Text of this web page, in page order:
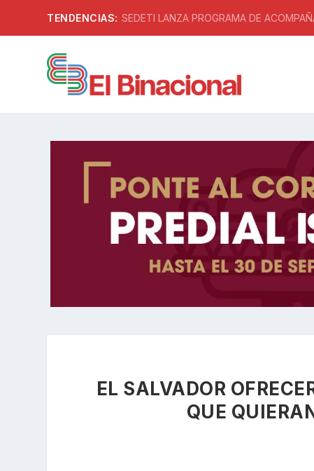
TENDENCIAS: SEDETI LANZA PROGRAMA DE
EL SALVADOR
QUE